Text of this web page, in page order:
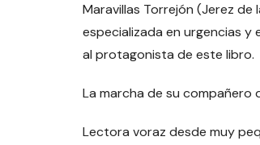
Maravillas Torrejón (Jerez de
especializada en urgencias y
al protagonista de este libro.
La marcha de su compañero
Lectora voraz desde muy